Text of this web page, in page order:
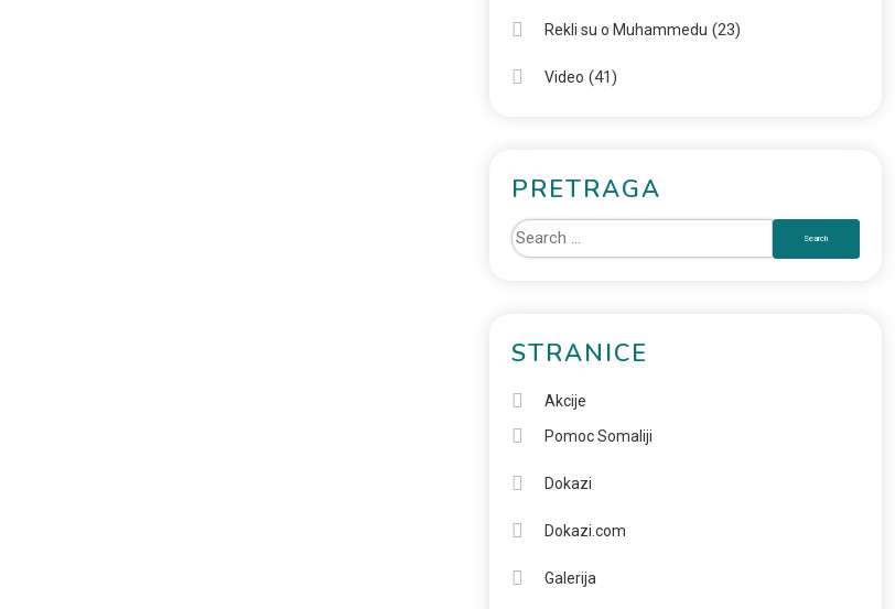
Rekli su o Muhammedu (23)
Video (41)
PRETRAGA
STRANICE
Akcije
Pomoc Somaliji
Dokazi
Dokazi.com
Galerija